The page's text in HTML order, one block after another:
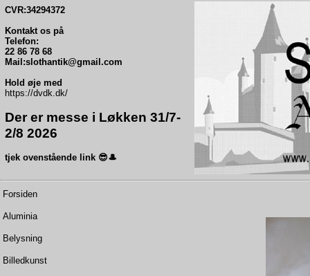
CVR:34294372
Kontakt os på
Telefon:
22 86 78 68
Mail:slothantik@gmail.com
Hold øje med
https://dvdk.dk/
Der er messe i Løkken 31/7-
2/8 2026
tjek ovenstående link 😎🎩
Forsiden
Aluminia
Belysning
Billedkunst